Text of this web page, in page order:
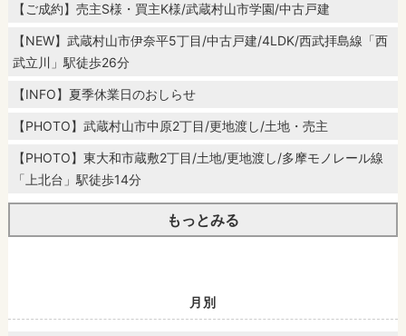
【ご成約】売主S様・買主K様/武蔵村山市学園/中古戸建
【NEW】武蔵村山市伊奈平5丁目/中古戸建/4LDK/西武拝島線「西
武立川」駅徒歩26分
【INFO】夏季休業日のおしらせ
【PHOTO】武蔵村山市中原2丁目/更地渡し/土地・売主
【PHOTO】東大和市蔵敷2丁目/土地/更地渡し/多摩モノレール線
「上北台」駅徒歩14分
もっとみる
月別